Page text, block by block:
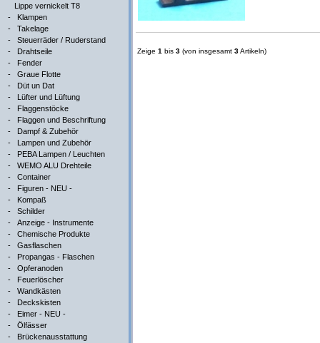
Lippe vernickelt T8
- Klampen
- Takelage
- Steuerräder / Ruderstand
- Drahtseile
- Fender
- Graue Flotte
- Düt un Dat
- Lüfter und Lüftung
- Flaggenstöcke
- Flaggen und Beschriftung
- Dampf & Zubehör
- Lampen und Zubehör
- PEBA Lampen / Leuchten
- WEMO ALU Drehteile
- Container
- Figuren - NEU -
- Kompaß
- Schilder
- Anzeige - Instrumente
- Chemische Produkte
- Gasflaschen
- Propangas - Flaschen
- Opferanoden
- Feuerlöscher
- Wandkästen
- Deckskisten
- Eimer - NEU -
- Ölfässer
- Brückenausstattung
Zeige 1 bis 3 (von insgesamt 3Artikeln)